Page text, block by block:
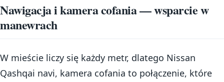
Nawigacja i kamera cofania — wsparcie w
manewrach
W mieście liczy się każdy metr, dlatego Nissan
Qashqai navi, kamera cofania to połączenie, które